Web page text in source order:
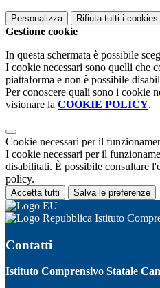
Personalizza Rifiuta tutti i cookies
Gestione cookie
In questa schermata è possibile
I cookie necessari sono quelli che
piattaforma e non è possibile
Per conoscere quali sono i cookie
visionare la COOKIE POLICY.
Cookie necessari per il
I cookie necessari per il
disabilitati. È possibile consultare
policy.
Accetta tutti Salva le preferenze
Istituto
Contatti
Istituto Comprensivo Statale